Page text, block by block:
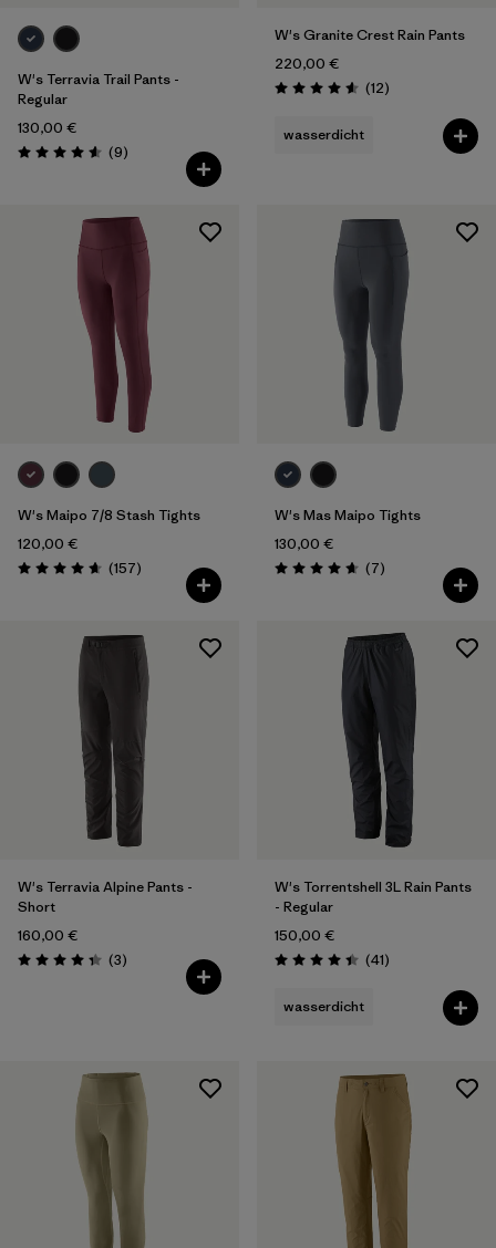
W's Terravia Trail Pants -
Regular
130,00 €
Bewertung: 4.6 / 5
(9Rezensionen
)
W's Granite Crest Rain Pants
220,00 €
Bewertung: 4.6 / 5
(12Rezensionen
)
wasserdicht
W's Maipo 7/8 Stash Tights
120,00 €
Bewertung: 4.6 / 5
(157Rezensionen
)
W's Mas Maipo Tights
130,00 €
Bewertung: 4.7 / 5
(7Rezensionen
)
W's Terravia Alpine Pants -
Short
160,00 €
Bewertung: 4.3 / 5
(3Rezensionen
)
W's Torrentshell 3L Rain Pants
- Regular
150,00 €
Bewertung: 4.4 / 5
(41Rezensionen
)
wasserdicht